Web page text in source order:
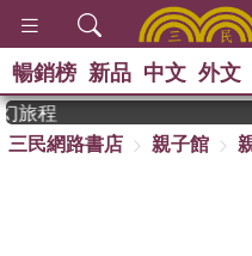
暢銷榜 新品 中文 外文
程
三民網路書店
親子館